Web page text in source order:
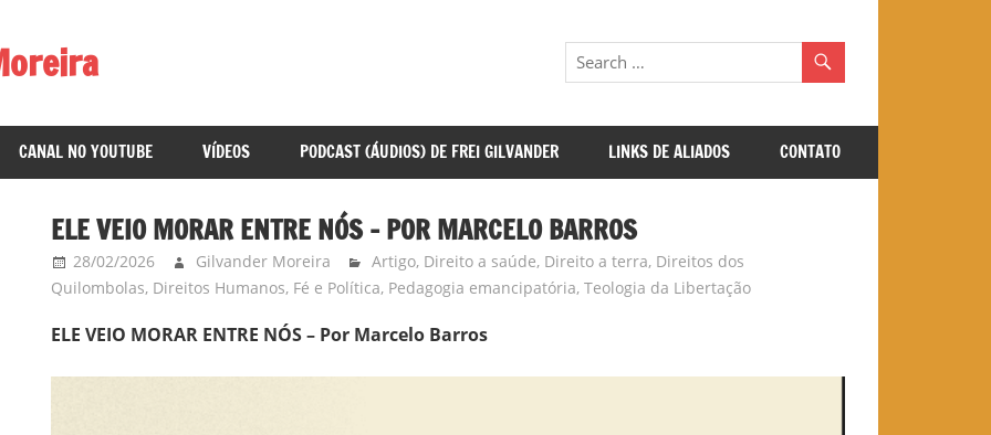
CANAL NO YOUTUBE VÍDEOS PODCAST (ÁUDIOS) DE FREI GILVANDER LINKS DE ALIADOS CONTATO
ELE VEIO MORAR ENTRE NÓS – POR MARCELO BARROS
28/02/2026 Gilvander Moreira Artigo, Direito a saúde, Direito a terra, Direitos dos
Quilombolas, Direitos Humanos, Fé e Política, Pedagogia emancipatória,Teologia da Libertação
ELE VEIO MORAR ENTRE NÓS – Por Marcelo Barros